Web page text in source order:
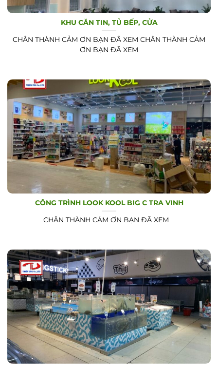
KHU CĂN TIN, TỦ BẾP, CỬA
CHÂN THÀNH CẢM ƠN BẠN ĐÃ XEM CHÂN THÀNH CẢM
ƠN BẠN ĐÃ XEM
CÔNG TRÌNH LOOK KOOL BIG C TRA VINH
CHÂN THÀNH CẢM ƠN BẠN ĐÃ XEM